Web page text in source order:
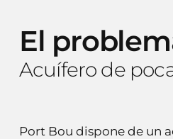
El
Acuífero de
Port Bou dispone de un